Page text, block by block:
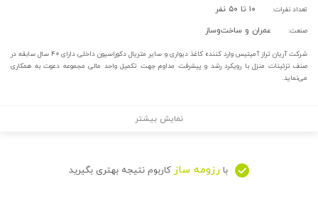
تعداد نفرات: ۱۰ تا ۵۰ نفر
صنعت: عمران و ساخت‌وساز
شرکت آریان تراز آمیتیس وارد کننده کاغذ دیواری و سایر متریال دکوراسیون داخلی دارای ۴۰ سال سابقه در
صنف تزئینات منزل با رویکرد رشد و پیشرفت مداوم جهت تکمیل واحد مالی مجموعه دعوت به همکاری
می‌نماید.
نمایش بیشتر
با رزومه ساز کاربوم نتیجه بهتری بگیرید